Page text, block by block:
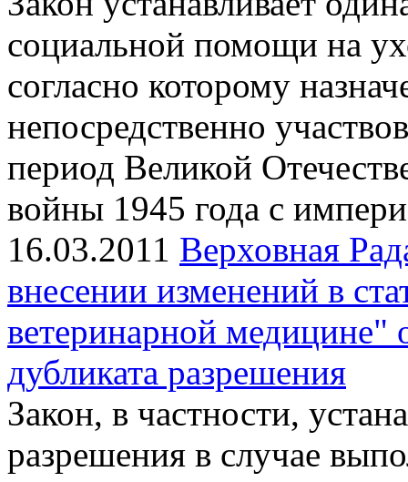
социальной помощи на
согласно которому
непосредственно
период Великой
войны 1945 года с
16.03.2011 Верховная
внесении изменений в
ветеринарной медицине"
дубликата разрешения
Закон, в частности,
разрешения в случае